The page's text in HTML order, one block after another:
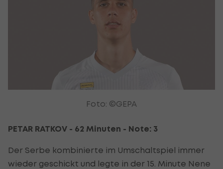
Foto: ©GEPA
PETAR RATKOV - 62 Minuten - Note: 3
Der Serbe kombinierte im Umschaltspiel immer
wieder geschickt und legte in der 15. Minute Nene